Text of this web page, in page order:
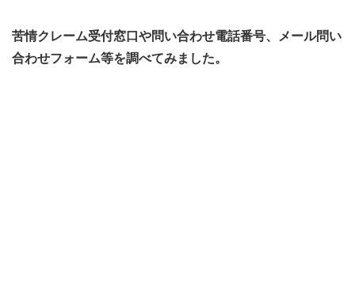
苦情クレーム受付窓口や問い合わせ電話番号、メール問い
合わせフォーム等を調べてみました。